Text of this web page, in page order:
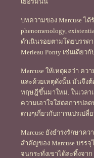
บทความของ Marcuse ไ
phenomenology,
ดำเนินรอยตามโดยบรรดา
Merleau Ponty เช่นเดีย
Marcuse ให้เหตุผลว่า ค
และด้วยเหตุดังนั้น มันจึง
ทฤษฎีขึ้นมาใหม่. ในเวลา
ความเอาใจใส่ต่อการปล
ต่างๆเกี่ยวกับการแปรเ
Marcuse ยังธำรงรักษาค
สำคัญของ Marcuse บรร
จนกระทั่งเขาได้ละทิ้งจา